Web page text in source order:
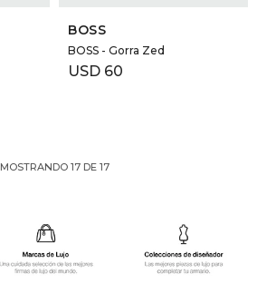
BOSS
BOSS - Gorra Zed
USD 60
MOSTRANDO 17DE 17